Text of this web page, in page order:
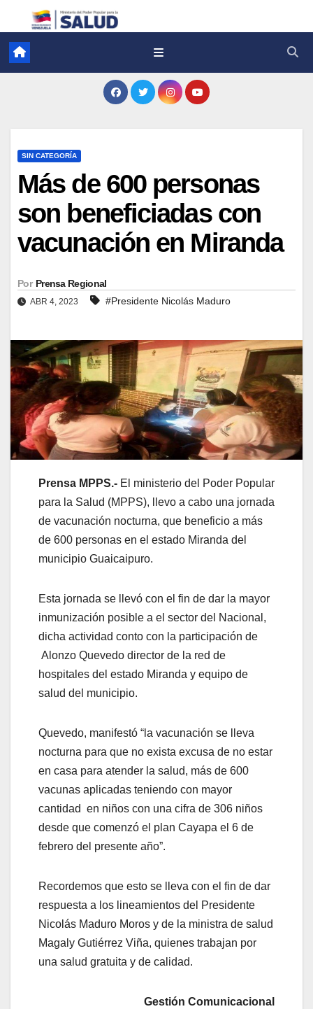
SIN CATEGORÍA
Más de 600 personas
son beneficiadas con
vacunación en Miranda
Por Prensa Regional
ABR 4, 2023 #Presidente Nicolás Maduro
Prensa MPPS.- El ministerio del Poder Popular
para la Salud (MPPS), llevo a cabo una jornada
de vacunación nocturna, que beneficio a más
de 600 personas en el estado Miranda del
municipio Guaicaipuro.
Esta jornada se llevó con el fin de dar la mayor
inmunización posible a el sector del Nacional,
dicha actividad conto con la participación de
Alonzo Quevedo director de la red de
hospitales del estado Miranda y equipo de
salud del municipio.
Quevedo, manifestó “la vacunación se lleva
nocturna para que no exista excusa de no estar
en casa para atender la salud, más de 600
vacunas aplicadas teniendo con mayor
cantidad en niños con una cifra de 306 niños
desde que comenzó el plan Cayapa el 6 de
febrero del presente año”.
Recordemos que esto se lleva con el fin de dar
respuesta a los lineamientos del Presidente
Nicolás Maduro Moros y de la ministra de salud
Magaly Gutiérrez Viña, quienes trabajan por
una salud gratuita y de calidad.
Gestión Comunicacional